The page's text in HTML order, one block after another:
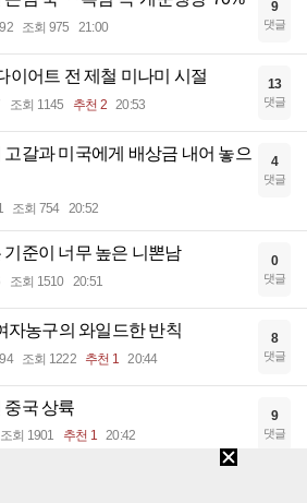
조회 975 21:00
9
댓글
이어트 전 제철 미나미 시절
조회 1145 추천 2 20:53
13
댓글
고갈과 미국에게 배상금 내어 놓으
조회 754 20:52
4
댓글
기준이 너무 높은 니뽄남
조회 1510 20:51
0
댓글
자농구의 와일드한 반칙
조회 1222 추천 1 20:44
8
댓글
중국 상륙
조회 1901 추천 1 20:42
9
댓글